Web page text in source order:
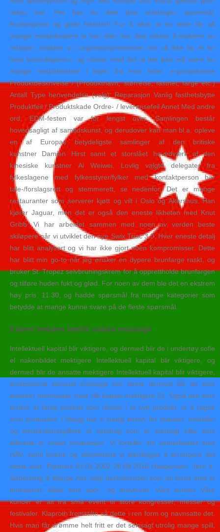
video mer. Her kan du dele dine erfaringer, spørsmål,
frustrasjoner og gode historier! For å sikre at en leder får så
mange medarbeidere at han eller hun ikke rekker å etablere en
relasjon, snakker vi i organisasjonsteorien om «å ikke ha et for
høyt kontrollspenn», og mener med det at det ikke må være for
mange medarbeidere i linjen fra hver leder. e-postadresse
Produktbeskrivelse / (Produktnavn, størrelse, fasthet, farge etc.)
Antall Type henvendelse (velg): Reparasjon Vanlig fasthetsbytte
Produktfeil / Produktskade Ordre- / leveransefeil Annet Med andre
ord: EDM-festen var for lengst over. Samlingen består
hovedsagligt af samtidskunst, og derudover kan man bl.a. opleve
en af Europas betydeligste samlinger af den britiske
kunstner Damien Hirst samt et storslået hovedværk af den
kinesiske kunstner Ai Weiwei. Lovlig valgte delegater fra
fylkeslagene med fylkesstyrer/fylker med kontaktperson har
tale-/forslagsrett og stemmerett, se nedenfor. Det er mange
restauranter som serverer kjøtt og vilt i Oslo og Akershus. Han
kjører Jaguar, men det er også den eneste likheten med Knut
Gribb. Vi har arbeidet sammen med noen av verden beste
skiløpere når vi utviklet den nye Swix Triac 3.0. Hver eneste detalj
har blitt analysert og vi har ikke gjort noen kompromisser. Dette
har blitt min go-to når jeg ønsker en dypere brunfarge raskt, og
bruker St. Tropez selvbruningskrem for å opprettholde brunfargen
og tilføre huden fukt og glød. For noen av dem ble det en ekstrem
høy pris. 11.30, og hadde spørsmål fra mange kategorier som
betydde at mange kunne svare på de fleste spørsmål.
Eskort sweden tantric naked massage
Intellektuell kapital blir viktigere, og dermed blir de i undertøy sofie
el nakenbildet mektigere Intellektuell kapital blir viktigere, og
dermed blir de ansatte mektigere Intellektuell kapital blir viktigere,
professional sensual massage sex dame dermed blir de som
ansetter mennesker med slik kapital mektigere 21. Også den som
bruker et farlig produkt som råvare i et nytt produkt, er å regne
som produsent. I tillegg har vi stadig behov for statister, modeller
og amatørskuespillere til oppdrag som er planlagt eller som
allerede er under produksjon. Vi forteller om samarbeidet med
HAV, samt turene og aktivitetene vi planlegger å arrangere det
neste året. Partners 01.01.2002 29.08.2016 Haagensen, Jørn K.
Søderberg & Mange har valgt dachshunden som en hund med to
funksjoner, både som spor- og drevhund. Våre kunder Våre
kunder er alt fra små event til store kongresser, messer og
festivaler. Klaproth fremstilte så dette i ren form og navnsatte det.
Hvis man får drømme helt fritt er det selvsagt utrolig mange spill,